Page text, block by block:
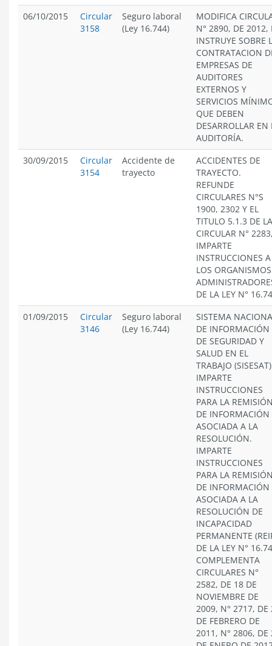
06/10/2015
Circular
3158
Seguro laboral
(Ley 16.744)
MODIFICA
N° 2890, DE 2012,
INSTRUYE SOBRE
CONTRATACION
EMPRESAS DE
AUDITORES
EXTERNOS Y
SERVICIOS
QUE DEBEN
DESARROLLAR EN
AUDITORÍA.
30/09/2015
Circular
3154
Accidente de
trayecto
ACCIDENTES DE
TRAYECTO.
REFUNDE
CIRCULARES N°S
1900, 2302 Y EL
TITULO 5.1.3 DE LA
CIRCULAR N°
IMPARTE
INSTRUCCIONES A
LOS ORGANISMOS
DE LA LEY N°
01/09/2015
Circular
3146
Seguro laboral
(Ley 16.744)
SISTEMA
DE INFORMACIÓN
DE SEGURIDAD Y
SALUD EN EL
TRABAJO
IMPARTE
INSTRUCCIONES
PARA LA
DE INFORMACIÓN
ASOCIADA A LA
RESOLUCIÓN.
IMPARTE
INSTRUCCIONES
PARA LA
DE INFORMACIÓN
ASOCIADA A LA
RESOLUCIÓN DE
INCAPACIDAD
PERMANENTE
DE LA LEY N°
COMPLEMENTA
CIRCULARES N°
2582, DE 18 DE
NOVIEMBRE DE
2009, N° 2717, DE
DE FEBRERO DE
2011, N° 2806, DE